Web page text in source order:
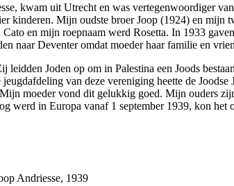
kwam uit Utrecht en was vertegenwoordiger
kinderen. Mijn oudste broer Joop (1924) en mijn
en mijn roepnaam werd Rosetta. In 1933
naar Deventer omdat moeder haar familie en
Joden op om in Palestina een Joods
van deze vereniging heette de
moeder vond dit gelukkig goed. Mijn ouders
werd in Europa vanaf 1 september 1939, kon
Andriesse, 1939